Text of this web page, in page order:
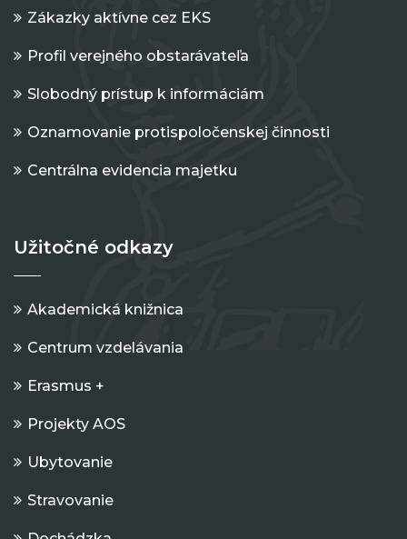
Zákazky aktívne cez EKS
Profil verejného obstarávateľa
Slobodný prístup k informáciám
Oznamovanie protispoločenskej činnosti
Centrálna evidencia majetku
Užitočné odkazy
Akademická knižnica
Centrum vzdelávania
Erasmus +
Projekty AOS
Ubytovanie
Stravovanie